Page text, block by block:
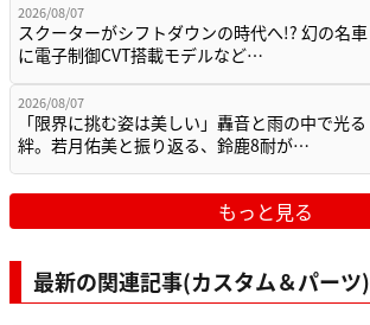
2026/08/07
スクーターがシフトダウンの時代へ!? 幻の名車
に電子制御CVT搭載モデルなど…
2026/08/07
「限界に挑む姿は美しい」轟音と雨の中で光る
絆。若月佑美と振り返る、鈴鹿8耐が…
もっと見る
最新の関連記事(カスタム＆パーツ)